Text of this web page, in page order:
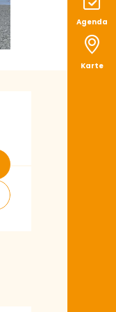
Agenda
Karte
&